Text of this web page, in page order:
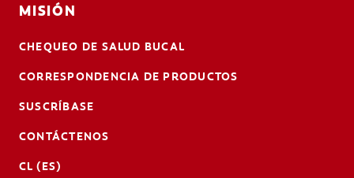
MISIÓN
CHEQUEO DE SALUD BUCAL
CORRESPONDENCIA DE PRODUCTOS
SUSCRÍBASE
CONTÁCTENOS
CL (ES)